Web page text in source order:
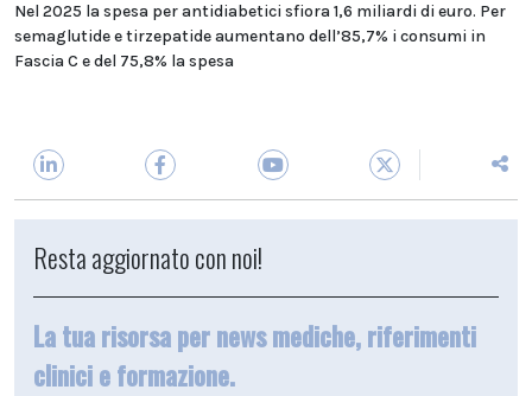
Nel 2025 la spesa per antidiabetici sfiora 1,6 miliardi di euro. Per
semaglutide e tirzepatide aumentano dell’85,7% i consumi in
Fascia C e del 75,8% la spesa
Resta aggiornato con noi!
La tua risorsa per news mediche, riferimenti
clinici e formazione.